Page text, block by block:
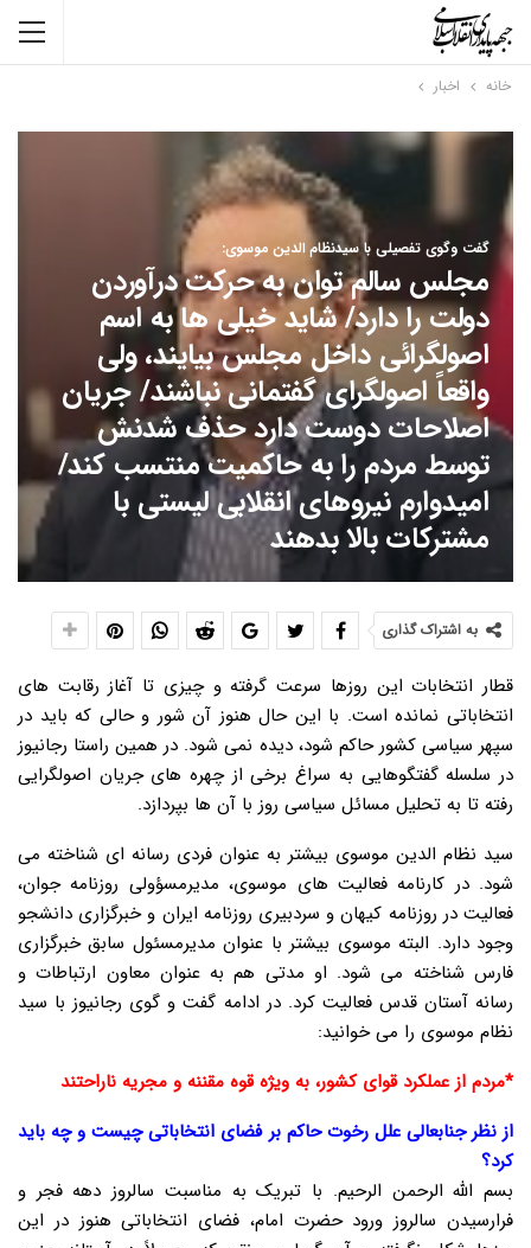
خانه اخبار
گفت وگوی تفصیلی با سیدنظام الدین موسوی:
مجلس سالم توان به حرکت درآوردن
دولت را دارد/ شاید خیلی ها به اسم
اصولگرائی داخل مجلس بیایند، ولی
واقعاً اصولگرای گفتمانی نباشند/ جریان
اصلاحات دوست دارد حذف شدنش
توسط مردم را به حاکمیت منتسب کند/
امیدوارم نیروهای انقلابی لیستی با
مشترکات بالا بدهند
به اشتراک گذاری
قطار انتخابات این روزها سرعت گرفته و چیزی تا آغاز رقابت های
انتخاباتی نمانده است. با این حال هنوز آن شور و حالی که باید در
سپهر سیاسی کشور حاکم شود، دیده نمی شود. در همین راستا رجانیوز
در سلسله گفتگوهایی به سراغ برخی از چهره های جریان اصولگرایی
رفته تا به تحلیل مسائل سیاسی روز با آن ها بپردازد.
سید نظام الدین موسوی بیشتر به عنوان فردی رسانه ای شناخته می
شود. در کارنامه فعالیت های موسوی، مدیرمسؤولی روزنامه جوان،
فعالیت در روزنامه کیهان و سردبیری روزنامه ایران و خبرگزاری دانشجو
وجود دارد. البته موسوی بیشتر با عنوان مدیرمسئول سابق خبرگزاری
فارس شناخته می شود. او مدتی هم به عنوان معاون ارتباطات و
رسانه آستان قدس فعالیت کرد. در ادامه گفت و گوی رجانیوز با سید
نظام موسوی را می خوانید:
*مردم از عملکرد قوای کشور، به ویژه قوه مقننه و مجریه ناراحتند
از نظر جنابعالی علل رخوت حاکم بر فضای انتخاباتی چیست و چه باید
کرد؟
بسم الله الرحمن الرحیم. با تبریک به مناسبت سالروز دهه فجر و
فرارسیدن سالروز ورود حضرت امام، فضای انتخاباتی هنوز در این